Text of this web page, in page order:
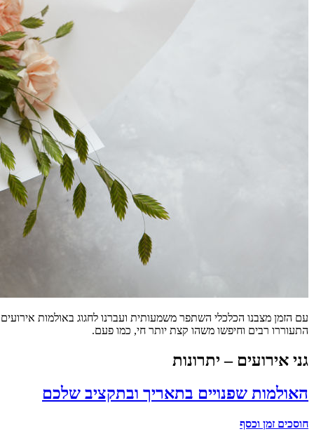
עם הזמן מצבנו הכלכלי השתפר משמעותית ועברנו לחגוג באולמות
התעוררו רבים וחיפשו משהו קצת יותר חי, כמו פעם.
גני אירועים – יתרונות
האולמות שפנויים בתאריך ובתקציב שלכם
חוסכים זמן וכסף